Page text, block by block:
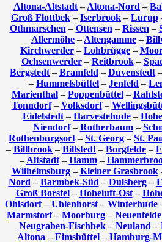
Altona-Altstadt – Altona-Nord –
Groß Flottbek – Iserbrook – Lurup
Othmarschen – Ottensen – Rissen –
Allermöhe – Altengamme –
Kirchwerder– Lohbrügge–
Ochsenwerder– Reitbrook–
Bergstedt – Bramfeld – Duvenstedt –
– Hummelsbüttel – Jenfeld –
Marienthal– Poppenbüttel–
Tonndorf– Volksdorf–
Eidelstedt – Harvestehude –
Niendorf– Rotherbaum–
Rothenburgsort – St. Georg – St.
– Billbrook – Billstedt – Borgfelde –
– Altstadt– Hamm–
Wilhelmsburg– Kleiner Grasbrook
Nord – Barmbek-Süd – Dulsberg–
Groß Borstel– Hoheluft-Ost–
Ohlsdorf– Uhlenhorst – Winterhude
Marmstorf– Moorburg – Neuenfelde
Neugraben-Fischbek– Neuland –
Altona – Eimsbüttel– Hamburg-